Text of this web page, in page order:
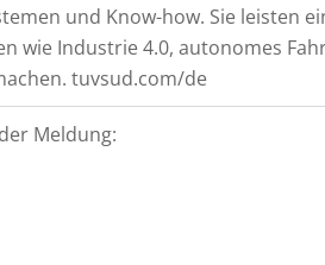
und Know-how. Sie leisten
wie Industrie 4.0, autonomes
tuvsud.com/de
Meldung: